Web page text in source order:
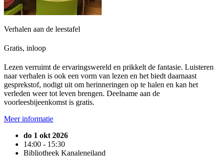
Verhalen aan de leestafel
Gratis, inloop
Lezen verruimt de ervaringswereld en prikkelt de fantasie. Luisteren
naar verhalen is ook een vorm van lezen en het biedt daarnaast
gesprekstof, nodigt uit om herinneringen op te halen en kan het
verleden weer tot leven brengen. Deelname aan de
voorleesbijeenkomst is gratis.
Meer informatie
do 1 okt 2026
14:00 - 15:30
Bibliotheek Kanaleneiland